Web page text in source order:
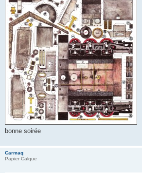
bonne soirée
Carmaq
Papier Calque